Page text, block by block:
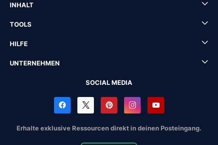
INHALT
TOOLS
HILFE
UNTERNEHMEN
SOCIAL MEDIA
Erhalte exklusive Ressourcen direkt in deinen Posteingang.